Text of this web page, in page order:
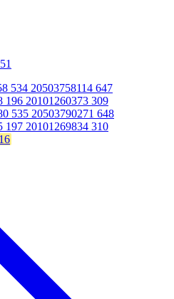
534 20503758114 647
196 20101260373 309
535 20503790271 648
197 20101269834 310